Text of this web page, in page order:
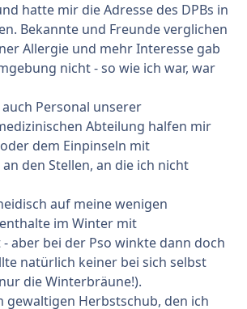
hatte mir die Adresse des DPBs in
Bekannte und Freunde verglichen
Allergie und mehr Interesse gab
nicht - so wie ich war, war
Personal unserer
Abteilung halfen mir
dem Einpinseln mit
den Stellen, an die ich nicht
auf meine wenigen
im Winter mit
aber bei der Pso winkte dann doch
natürlich keiner bei sich selbst
die Winterbräune!).
gewaltigen Herbstschub, den ich